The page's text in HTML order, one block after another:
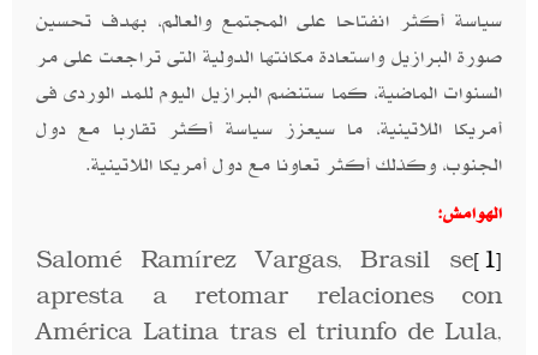
سياسة أكثر انفتاحا على المجتمع والعالم، بهدف تحسين
صورة البرازيل واستعادة مكانتها الدولية التى تراجعت على مر
السنوات الماضية، كما ستنضم البرازيل اليوم للمد الوردى فى
أمريكا اللاتينية، ما سيعزز سياسة أكثر تقاربا مع دول
الجنوب، وكذلك أكثر تعاونا مع دول أمريكا اللاتينية.
الهوامش:
[1]
Salomé Ramírez Vargas, Brasil se
apresta a retomar relaciones con
América Latina tras el triunfo de Lula,